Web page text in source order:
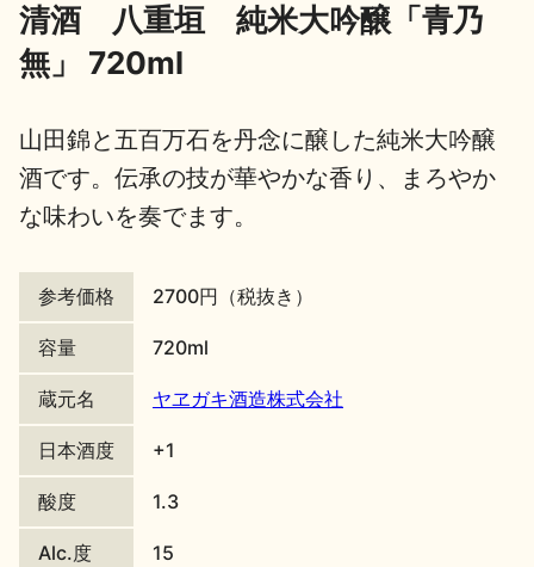
歳時記 地酒蔵元会検定
地酒川柳
日本酒の楽しみ方特集
地酒・イベント情報
清酒 八重垣 純米大吟醸「青乃
無」 720ml
山田錦と五百万石を丹念に醸した純米大吟醸
酒です。伝承の技が華やかな香り、まろやか
な味わいを奏でます。
参考価格 2700円（税抜き）
容量 720ml
蔵元名 ヤヱガキ酒造株式会社
日本酒度 +1
酸度 1.3
Alc.度 15